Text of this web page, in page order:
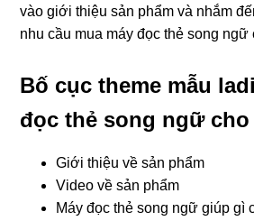
vào giới thiệu sản phẩm và nhắm
nhu cầu mua máy đọc thẻ song ngữ
Bố cục theme mẫu
đọc thẻ song ngữ cho
Giới thiệu về sản phẩm
Video về sản phẩm
Máy đọc thẻ song ngữ giúp gì